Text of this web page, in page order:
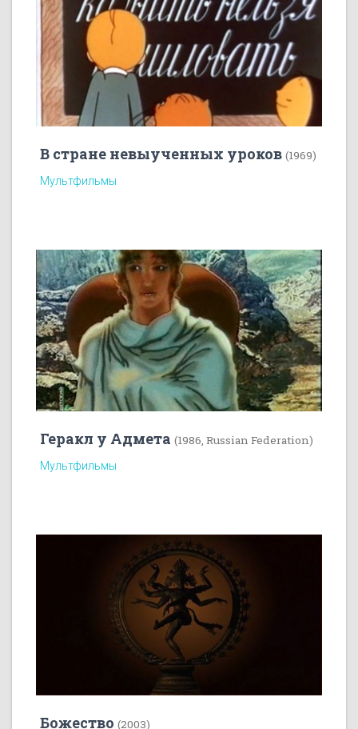
В стране невыученных уроков (1969)
Мультфильмы
Геракл у Адмета (1986, Russian Federation)
Мультфильмы
Божество (2003)